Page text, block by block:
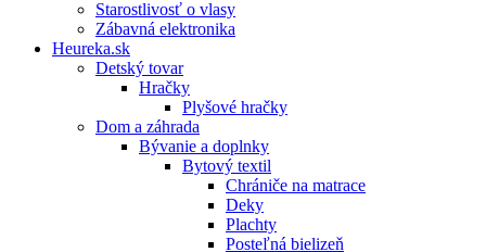
Starostlivosť o vlasy
Zábavná elektronika
Heureka.sk
Detský tovar
Hračky
Plyšové hračky
Dom a záhrada
Bývanie a doplnky
Bytový textil
Chrániče na matrace
Deky
Plachty
Posteľná bielizeň